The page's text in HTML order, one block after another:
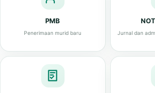
PMB
Penerimaan murid baru
Jurnal dan